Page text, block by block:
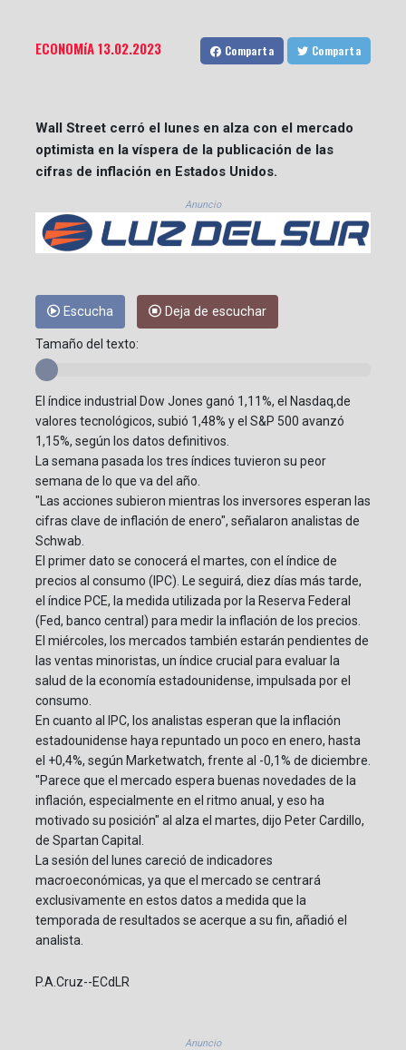
ECONOMíA13.02.2023 Comparta Comparta
Wall Street cerró el lunes en alza con el mercado
optimista en la víspera de la publicación de las
cifras de inflación en Estados Unidos.
Anuncio
Escucha Deja de escuchar
Tamaño del texto:
El índice industrial Dow Jones ganó 1,11%, el Nasdaq,de
valores tecnológicos, subió 1,48% y el S&P 500 avanzó
1,15%, según los datos definitivos.
La semana pasada los tres índices tuvieron su peor
semana de lo que va del año.
"Las acciones subieron mientras los inversores esperan las
cifras clave de inflación de enero", señalaron analistas de
Schwab.
El primer dato se conocerá el martes, con el índice de
precios al consumo (IPC). Le seguirá, diez días más tarde,
el índice PCE, la medida utilizada por la Reserva Federal
(Fed, banco central) para medir la inflación de los precios.
El miércoles, los mercados también estarán pendientes de
las ventas minoristas, un índice crucial para evaluar la
salud de la economía estadounidense, impulsada por el
consumo.
En cuanto al IPC, los analistas esperan que la inflación
estadounidense haya repuntado un poco en enero, hasta
el +0,4%, según Marketwatch, frente al -0,1% de diciembre.
"Parece que el mercado espera buenas novedades de la
inflación, especialmente en el ritmo anual, y eso ha
motivado su posición" al alza el martes, dijo Peter Cardillo,
de Spartan Capital.
La sesión del lunes careció de indicadores
macroeconómicas, ya que el mercado se centrará
exclusivamente en estos datos a medida que la
temporada de resultados se acerque a su fin, añadió el
analista.
P.A.Cruz--ECdLR
Anuncio